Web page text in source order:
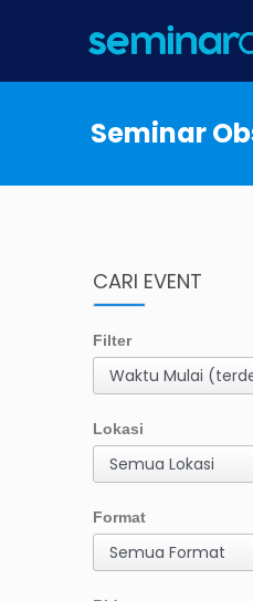
Seminar
CARI EVENT
Filter
Waktu Mulai
Lokasi
Semua Lokasi
Format
Semua Format